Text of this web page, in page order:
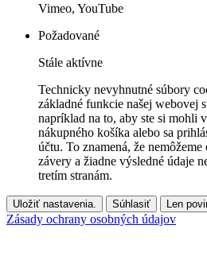
Vimeo, YouTube
Požadované
Stále aktívne
Technicky nevyhnutné súbory
základné funkcie našej webovej
napríklad na to, aby ste si mohli
nákupného košíka alebo sa
účtu. To znamená, že
závery a žiadne výsledné údaje
tretím stranám.
Uložiť nastavenia. Súhlasiť Len
Zásady ochrany osobných údajov